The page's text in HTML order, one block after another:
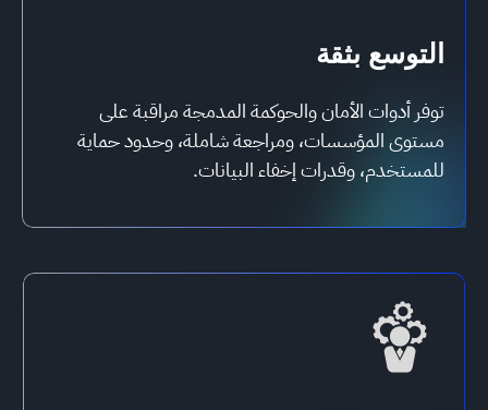
التوسع بثقة
توفر أدوات الأمان والحوكمة المدمجة مراقبة على
مستوى المؤسسات، ومراجعة شاملة، وحدود حماية
للمستخدم، وقدرات إخفاء البيانات.